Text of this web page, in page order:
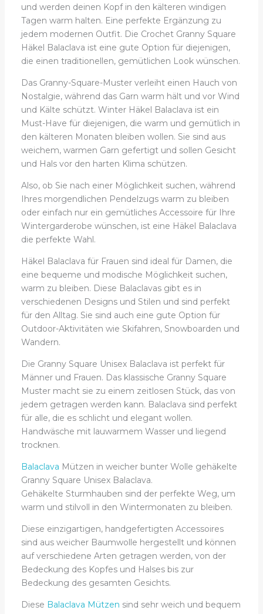
und werden deinen Kopf in den kälteren windigen
Tagen warm halten. Eine perfekte Ergänzung zu
jedem modernen Outfit. Die Crochet Granny Square
Häkel Balaclava ist eine gute Option für diejenigen,
die einen traditionellen, gemütlichen Look wünschen.
Das Granny-Square-Muster verleiht einen Hauch von
Nostalgie, während das Garn warm hält und vor Wind
und Kälte schützt. Winter Häkel Balaclava ist ein
Must-Have für diejenigen, die warm und gemütlich in
den kälteren Monaten bleiben wollen. Sie sind aus
weichem, warmen Garn gefertigt und sollen Gesicht
und Hals vor den harten Klima schützen.
Also, ob Sie nach einer Möglichkeit suchen, während
Ihres morgendlichen Pendelzugs warm zu bleiben
oder einfach nur ein gemütliches Accessoire für Ihre
Wintergarderobe wünschen, ist eine Häkel Balaclava
die perfekte Wahl.
Häkel Balaclava für Frauen sind ideal für Damen, die
eine bequeme und modische Möglichkeit suchen,
warm zu bleiben. Diese Balaclavas gibt es in
verschiedenen Designs und Stilen und sind perfekt
für den Alltag. Sie sind auch eine gute Option für
Outdoor-Aktivitäten wie Skifahren, Snowboarden und
Wandern.
Die Granny Square Unisex Balaclava ist perfekt für
Männer und Frauen. Das klassische Granny Square
Muster macht sie zu einem zeitlosen Stück, das von
jedem getragen werden kann. Balaclava sind perfekt
für alle, die es schlicht und elegant wollen.
Handwäsche mit lauwarmem Wasser und liegend
trocknen.
Balaclava Mützen in weicher bunter Wolle gehäkelte
Granny Square Unisex Balaclava.
Gehäkelte Sturmhauben sind der perfekte Weg, um
warm und stilvoll in den Wintermonaten zu bleiben.
Diese einzigartigen, handgefertigten Accessoires
sind aus weicher Baumwolle hergestellt und können
auf verschiedene Arten getragen werden, von der
Bedeckung des Kopfes und Halses bis zur
Bedeckung des gesamten Gesichts.
Diese Balaclava Mützen sind sehr weich und bequem